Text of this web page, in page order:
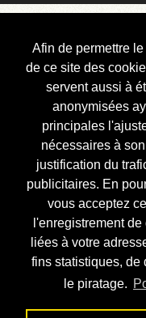
Afin de permettre
de ce site des
servent aussi à
anonymisées
principales
nécessaires à
justification du
publicitaires. En
vous acceptez
l'enregistrement
liées à votre
fins statistiques, de
le piratage.
Courbis, «
Blog
Bienvenue
Réalisations
Divers (et d’été)
Annonces
Liens externes
Téléchargement
Contact